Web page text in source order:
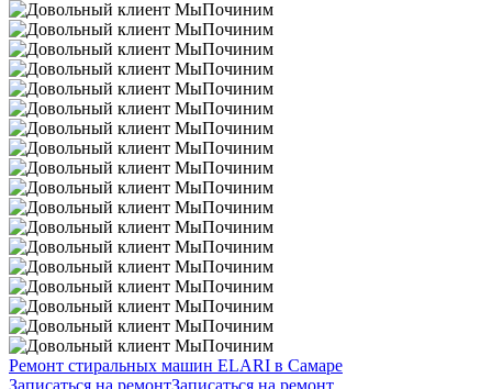
Ремонт стиральных машин ELARI в Самаре
Записаться на ремонтЗаписаться на ремонт